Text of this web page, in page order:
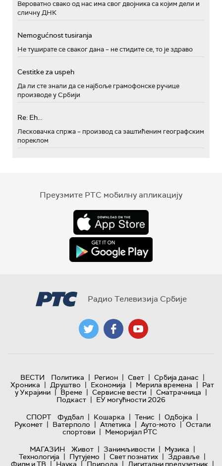
Вероватно свако од нас има свог двојника са којим дели и
сличну ДНК
Nemogućnost tusiranja
Не туширате се сваког дана – не стидите се, то је здраво
Cestitke za uspeh
Да ли сте знали да се најбоље грамофонске ручице
производе у Србији
Re: Eh...
Лесковачка спржа – производ са заштићеним географским
пореклом
Преузмите РТС мобилну апликацију
Радио Телевизија Србије
ВЕСТИ Политика | Регион | Свет | Србија данас |
Хроника | Друштво | Економија | Мерила времена | Рат
у Украјини | Време | Сервисне вести | Сматрачница |
Подкаст | ЕУ могућности 2026
СПОРТ
Фудбал | Кошарка | Тенис | Одбојка |
Рукомет | Ватерполо | Атлетика | Ауто-мото | Остали
спортови | Меморијал РТС
МАГАЗИН
Живот | Занимљивости | Музика |
Технологијa | Путујемо | Свет познатих | Здравље |
Филм и ТВ | Наука | Природа | Дигитални предузетник |